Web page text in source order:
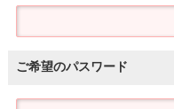
ご希望のパスワード